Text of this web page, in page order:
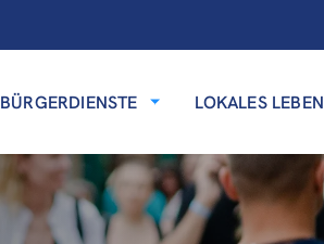
BÜRGERDIENSTE LOKALES LEBEN